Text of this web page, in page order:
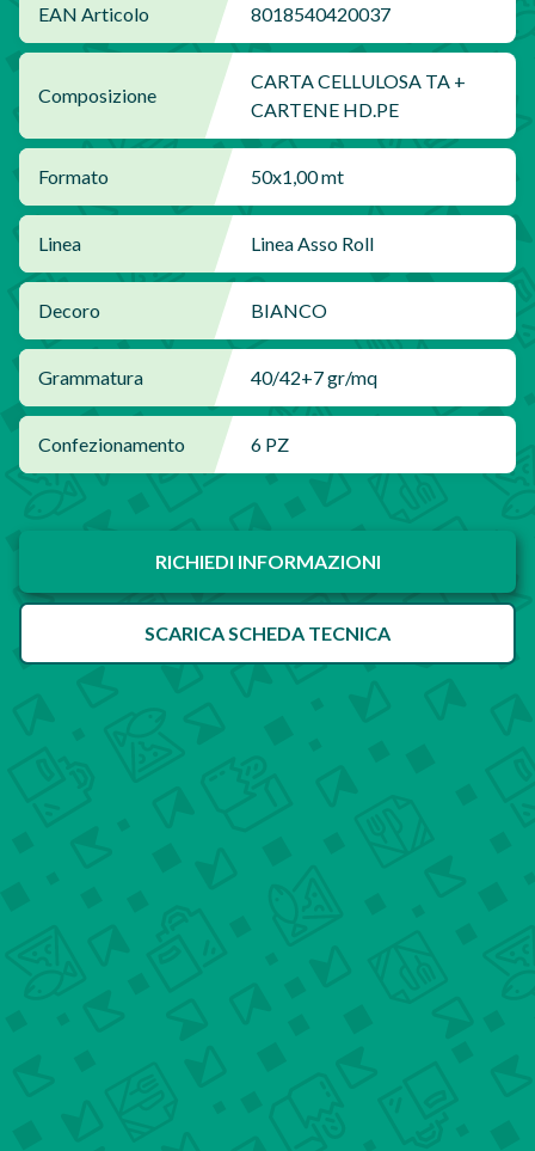
EAN Articolo 8018540420037
Composizione
CARTA CELLULOSA TA +
CARTENE HD.PE
Formato 50x1,00 mt
Linea Linea Asso Roll
Decoro BIANCO
Grammatura 40/42+7 gr/mq
Confezionamento 6 PZ
RICHIEDI INFORMAZIONI
SCARICA SCHEDA TECNICA